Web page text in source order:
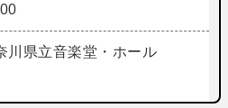
川県立音楽堂・ホール